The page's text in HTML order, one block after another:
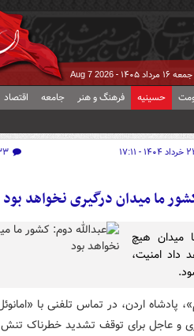
جمعه ۱۶ مرداد ۱۴۰۵ - Aug 7 2026
حسینیه فرهنگ و هنر جامعه اقتصاد
- ۱۷:۱۱ ۳۳
ما میدان درگیری نخواهد بود
میدان هیچ
داد امنیت،
پادشاه اردن، در تماس تلفنی با
و عاجل برای توقف تشدید خطرناک تنش